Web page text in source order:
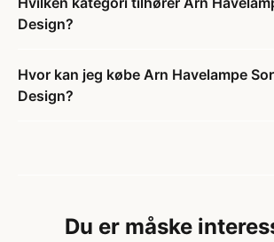
Design?
Hvor kan jeg købe Arn Havelampe
Design?
Du er måske